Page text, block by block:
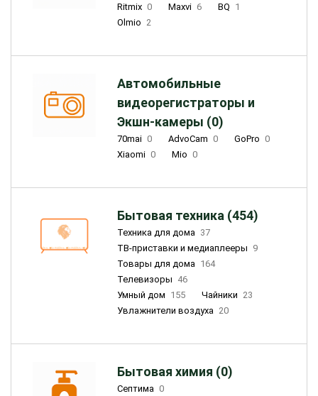
Ritmix 0 Maxvi 6 BQ 1
Olmio 2
Автомобильные
видеорегистраторы и
Экшн-камеры (0)
70mai 0 AdvoCam 0 GoPro 0
Xiaomi 0 Mio 0
Бытовая техника (454)
Техника для дома 37
ТВ-приставки и медиаплееры 9
Товары для дома 164
Телевизоры 46
Умный дом 155 Чайники 23
Увлажнители воздуха 20
Бытовая химия (0)
Септима 0